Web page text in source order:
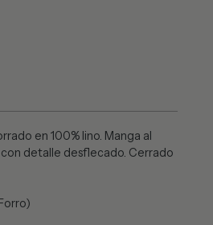
en 100% lino. Manga al
detalle desflecado. Cerrado